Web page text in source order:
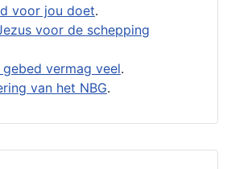
voor jou doet.
voor de schepping
vermag veel.
van het NBG.